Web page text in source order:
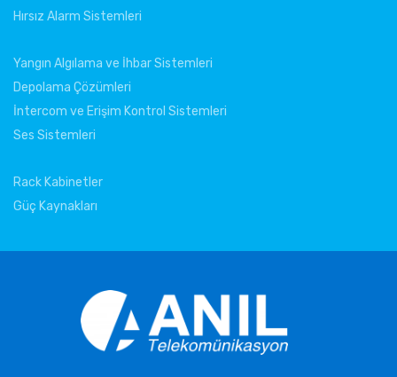
Hırsız Alarm Sistemleri
Yangın Algılama ve İhbar Sistemleri
Depolama Çözümleri
İntercom ve Erişim Kontrol Sistemleri
Ses Sistemleri
Rack Kabinetler
Güç Kaynakları